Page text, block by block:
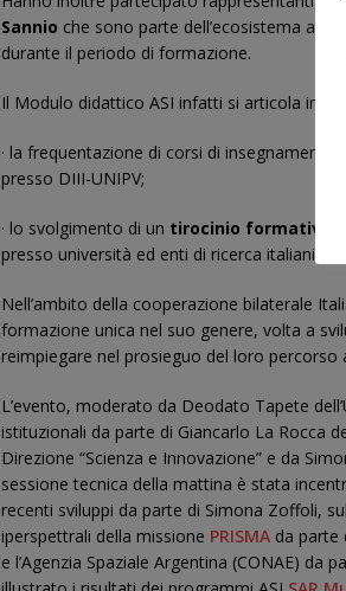
Sannio che sono parte dell’ecosistema
durante il periodo di formazione.
Il Modulo didattico ASI infatti si articola in due
· la frequentazione di corsi di insegnamento
presso DIII-UNIPV;
· lo svolgimento di un tirocinio formativo
presso università ed enti di ricerca italiani.
Nell’ambito della cooperazione bilaterale
formazione unica nel suo genere, volta a
reimpiegare nel prosieguo del loro
L’evento, moderato da Deodato Tapete
istituzionali da parte di Giancarlo La Rocca
Direzione “Scienza e Innovazione” e da
sessione tecnica della mattina è stata
recenti sviluppi da parte di Simona Zoffoli,
iperspettrali della missione PRISMA da parte
e l’Agenzia Spaziale Argentina (CONAE)